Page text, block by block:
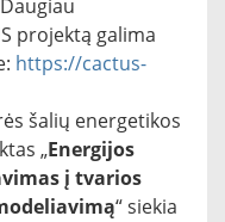
projektą galima
https://cactus-
šalių energetikos
„Energijos
į tvarios
“ siekia